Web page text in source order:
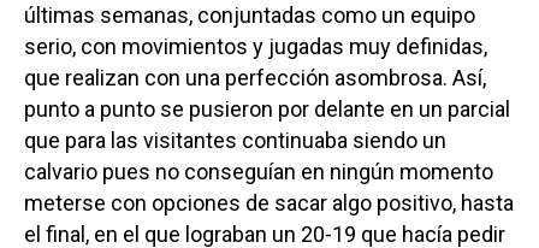
últimas semanas, conjuntadas como un equipo
serio, con movimientos y jugadas muy definidas,
que realizan con una perfección asombrosa. Así,
punto a punto se pusieron por delante en un parcial
que para las visitantes continuaba siendo un
calvario pues no conseguían en ningún momento
meterse con opciones de sacar algo positivo, hasta
el final, en el que lograban un 20-19 que hacía pedir